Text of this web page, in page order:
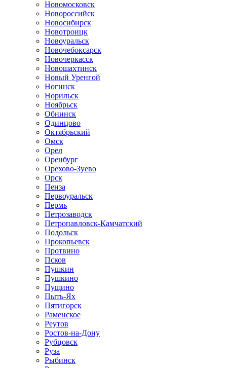
Новомосковск
Новороссийск
Новосибирск
Новотроицк
Новоуральск
Новочебоксарск
Новочеркасск
Новошахтинск
Новый Уренгой
Ногинск
Норильск
Ноябрьск
Обнинск
Одинцово
Октябрьский
Омск
Орел
Оренбург
Орехово-Зуево
Орск
Пенза
Первоуральск
Пермь
Петрозаводск
Петропавловск-Камчатский
Подольск
Прокопьевск
Протвино
Псков
Пушкин
Пушкино
Пущино
Пыть-Ях
Пятигорск
Раменское
Реутов
Ростов-на-Дону
Рубцовск
Руза
Рыбинск